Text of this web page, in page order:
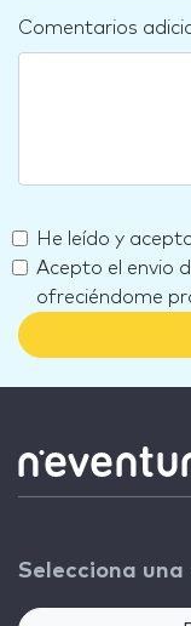
Comentarios
He leído y
Acepto el envio
ofreciéndome
Selecciona una